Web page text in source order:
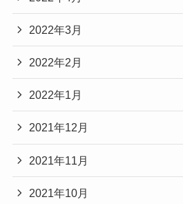
2022年3月
2022年2月
2022年1月
2021年12月
2021年11月
2021年10月